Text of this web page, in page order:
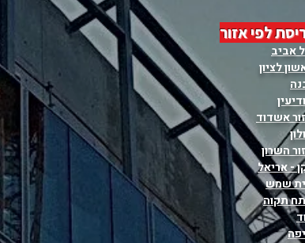
לפי אזור
אביב
לציון
אשדוד
השרון
- אריאל
שמש
תקוה